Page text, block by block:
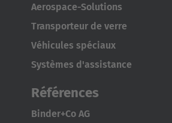
Türkiye
Türkçe
Aerospace-Solutions
Transporteur de verre
Véhicules spéciaux
Systèmes d'assistance
Références
Binder+Co AG